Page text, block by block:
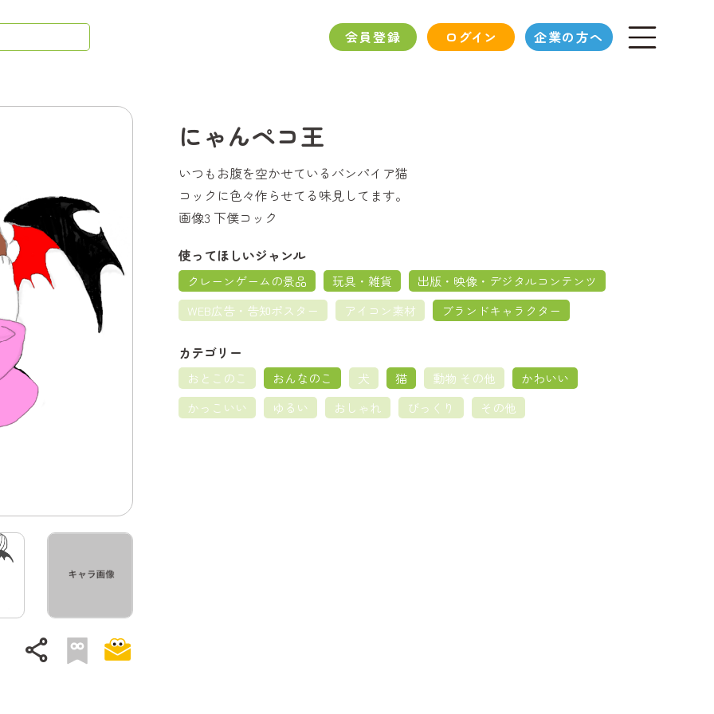
会員登録 ログイン 企業の方へ
share
にゃんペコ王
いつもお腹を空かせているバンパイア猫
コックに色々作らせてる味見してます。
画像3 下僕コック
使ってほしいジャンル
クレーンゲームの景品 玩具・雑貨
出版・映像・デジタルコンテンツ
WEB広告・告知ポスター
アイコン素材 ブランドキャラクター
カテゴリー
おとこのこ おんなのこ 犬 猫 動物 その他
かわいい
かっこいい
ゆるい おしゃれ びっくり その他